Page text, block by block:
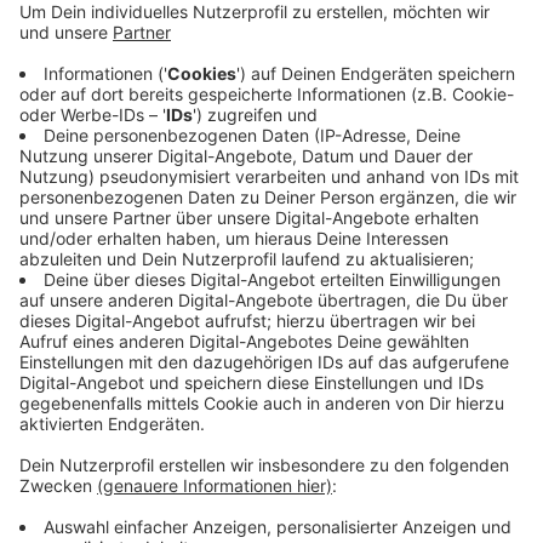
Hardt umzusiedeln, sollten das Johannes-Rau-
Gesamtschule im laufenden Betrieb saniert
werden. Das sei zum Beispiel in Düsseldorf die
grundsätzliche Praxis und funktioniere gut. Für
Wuppertal sei eine solche Lösung billiger, meint
Paschalis.
Veröffentlicht:Montag, 07.09.2020 15:34
Anzeige
Anzeige